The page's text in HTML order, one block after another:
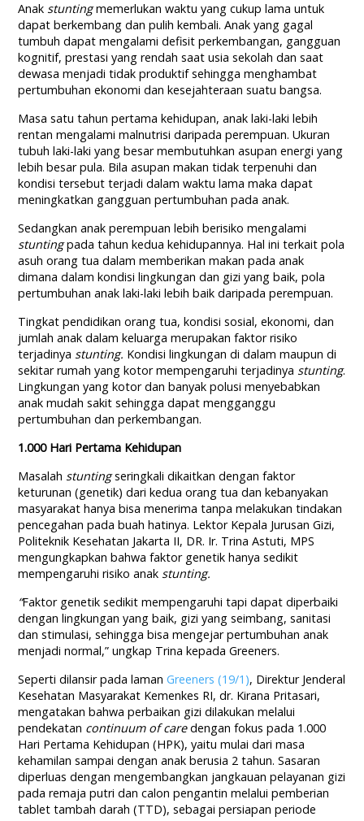
Anak stuntingmemerlukan waktu yang cukup lama untuk
dapat berkembang dan pulih kembali. Anak yang gagal
tumbuh dapat mengalami defisit perkembangan, gangguan
kognitif, prestasi yang rendah saat usia sekolah dan saat
dewasa menjadi tidak produktif sehingga menghambat
pertumbuhan ekonomi dan kesejahteraan suatu bangsa.
Masa satu tahun pertama kehidupan, anak laki-laki lebih
rentan mengalami malnutrisi daripada perempuan. Ukuran
tubuh laki-laki yang besar membutuhkan asupan energi yang
lebih besar pula. Bila asupan makan tidak terpenuhi dan
kondisi tersebut terjadi dalam waktu lama maka dapat
meningkatkan gangguan pertumbuhan pada anak.
Sedangkan anak perempuan lebih berisiko mengalami
stuntingpada tahun kedua kehidupannya. Hal ini terkait pola
asuh orang tua dalam memberikan makan pada anak
dimana dalam kondisi lingkungan dan gizi yang baik, pola
pertumbuhan anak laki-laki lebih baik daripada perempuan.
Tingkat pendidikan orang tua, kondisi sosial, ekonomi, dan
jumlah anak dalam keluarga merupakan faktor risiko
terjadinya stunting. Kondisi lingkungan di dalam maupun di
sekitar rumah yang kotor mempengaruhi terjadinya stunting.
Lingkungan yang kotor dan banyak polusi menyebabkan
anak mudah sakit sehingga dapat mengganggu
pertumbuhan dan perkembangan.
1.000 Hari Pertama Kehidupan
Masalah stuntingseringkali dikaitkan dengan faktor
keturunan (genetik) dari kedua orang tua dan kebanyakan
masyarakat hanya bisa menerima tanpa melakukan tindakan
pencegahan pada buah hatinya. Lektor Kepala Jurusan Gizi,
Politeknik Kesehatan Jakarta II, DR. Ir. Trina Astuti, MPS
mengungkapkan bahwa faktor genetik hanya sedikit
mempengaruhi risiko anak stunting.
“Faktor genetik sedikit mempengaruhi tapi dapat diperbaiki
dengan lingkungan yang baik, gizi yang seimbang, sanitasi
dan stimulasi, sehingga bisa mengejar pertumbuhan anak
menjadi normal,” ungkap Trina kepada Greeners.
Seperti dilansir pada lamanGreeners (19/1), Direktur Jenderal
Kesehatan Masyarakat Kemenkes RI, dr. Kirana Pritasari,
mengatakan bahwa perbaikan gizi dilakukan melalui
pendekatan continuum of caredengan fokus pada 1.000
Hari Pertama Kehidupan (HPK), yaitu mulai dari masa
kehamilan sampai dengan anak berusia 2 tahun. Sasaran
diperluas dengan mengembangkan jangkauan pelayanan gizi
pada remaja putri dan calon pengantin melalui pemberian
tablet tambah darah (TTD), sebagai persiapan periode